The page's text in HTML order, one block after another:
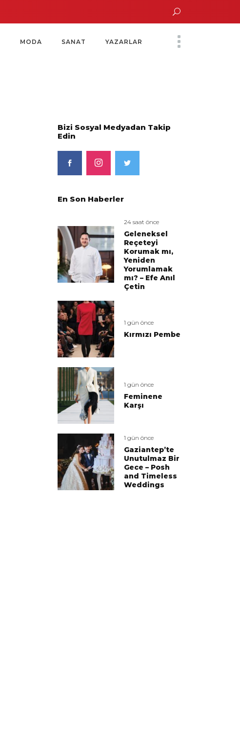
Yoko Ono Sergisi Özel Bir Davetle Açıldı
MODA SANAT YAZARLAR
Bizi Sosyal Medyadan Takip
Edin
En Son Haberler
24 saat önce
Geleneksel
Reçeteyi
Korumak mı,
Yeniden
Yorumlamak
mı? – Efe Anıl
Çetin
1 gün önce
Kırmızı Pembe
1 gün önce
Feminene
Karşı
1 gün önce
Gaziantep’te
Unutulmaz Bir
Gece – Posh
and Timeless
Weddings